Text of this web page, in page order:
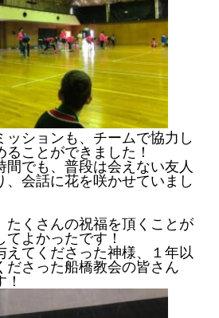
ッションも、チームで協力し
ことができました！
間でも、普段は会えない友人
、会話に花を咲かせていまし
たくさんの祝福を頂くことが
よかったです！
えてくださった神様、１年以
ださった船橋教会の皆さん